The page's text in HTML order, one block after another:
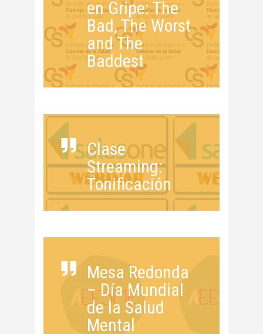
en Gripe: The
Bad, The Worst
and The
Baddest
Clase
Streaming:
Tonificación
Mesa Redonda
– Día Mundial
de la Salud
Mental